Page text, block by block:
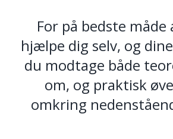
For på bedste
hjælpe dig selv, og
du modtage både
om, og praktisk
omkring